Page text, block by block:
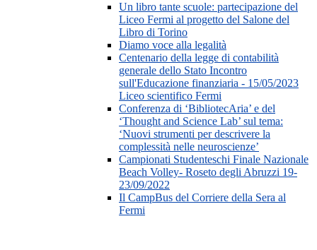
Un libro tante scuole: partecipazione del
Liceo Fermi al progetto del Salone del
Libro di Torino
Diamo voce alla legalità
Centenario della legge di contabilità
generale dello Stato Incontro
sull'Educazione finanziaria - 15/05/2023
Liceo scientifico Fermi
Conferenza di ‘BibliotecAria’ e del
‘Thought and Science Lab’ sul tema:
‘Nuovi strumenti per descrivere la
complessità nelle neuroscienze’
Campionati Studenteschi Finale Nazionale
Beach Volley- Roseto degli Abruzzi 19-
23/09/2022
Il CampBus del Corriere della Sera al
Fermi